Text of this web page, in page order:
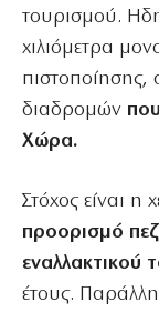
τουρισμού.
χιλιόμετρα
πιστοποίησης,
διαδρομών
Χώρα.
Στόχος είναι η
προορισμό
εναλλακτικού
έτους.